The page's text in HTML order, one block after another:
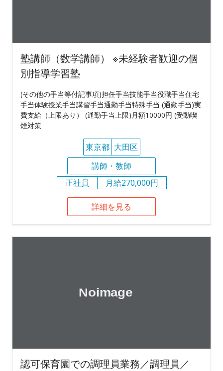
塾講師（数学講師） ※未経験者歓迎の個
別指導学習塾
(その他の手当等付記事項)担任手当技能手当役職手当住宅
手当体験授業手当講習手当通勤手当特殊手当 (通勤手当)実
費支給（上限あり） (通勤手当上限)月額10000円 (受動喫
煙対策
東京都 大田区
講師・教師
正社員
月給270,000円
詳細を見る
認可保育園での調理員業務／調理員／